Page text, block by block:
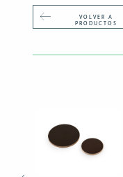
VOLVER A
PRODUCTOS